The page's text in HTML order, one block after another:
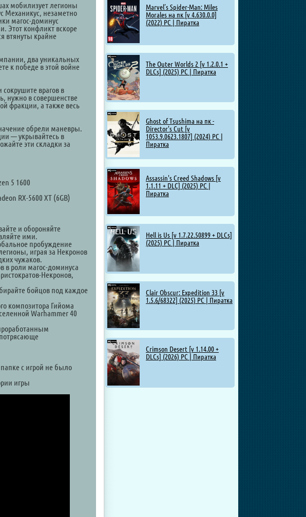
Marvel’s Spider-Man: Miles
Morales на пк [v 4.630.0.0]
(2022) PC | Пиратка
The Outer Worlds 2 [v 1.2.0.1 +
DLCs] (2025) PC | Пиратка
Ghost of Tsushima на пк -
Director's Cut [v
1053.9.0623.1807] (2024) PC |
Пиратка
Assassin's Creed Shadows [v
1.1.11 + DLC] (2025) PC |
Пиратка
Hell is Us [v 1.7.22.50899 + DLCs]
(2025) PC | Пиратка
Clair Obscur: Expedition 33 [v
1.5.6/68322] (2025) PC | Пиратка
Crimson Desert [v 1.14.00 +
DLCs] (2026) PC | Пиратка
мобилизует легионы
Механикус, незаметно
магос-доминус
Этот конфликт вскоре
втянуты крайне
два уникальных
к победе в этой войне
врагов в
нужно в совершенстве
фракции, а также весь
обрели маневры.
— укрывайтесь в
эти складки за
5 1600
RX-5600 XT (6GB)
и обороняйте
ими.
пробуждение
играя за Некронов
чужаков.
в роли магос-доминуса
Некронов,
бойцов под каждое
композитора Гийома
Warhammer 40
с игрой не было
игры